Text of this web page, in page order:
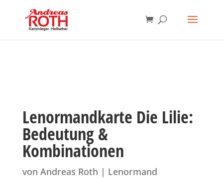
Lenormandkarte Die Lilie:
Bedeutung &
Kombinationen
von Andreas Roth | Lenormand